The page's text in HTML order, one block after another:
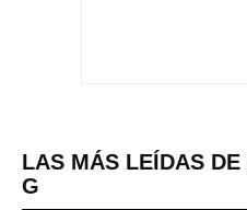
LAS MÁS LEÍDAS DE
G